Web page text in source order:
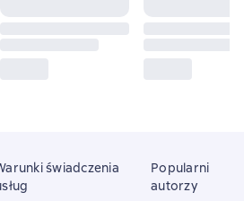
świadczenia
Popularni
autorzy